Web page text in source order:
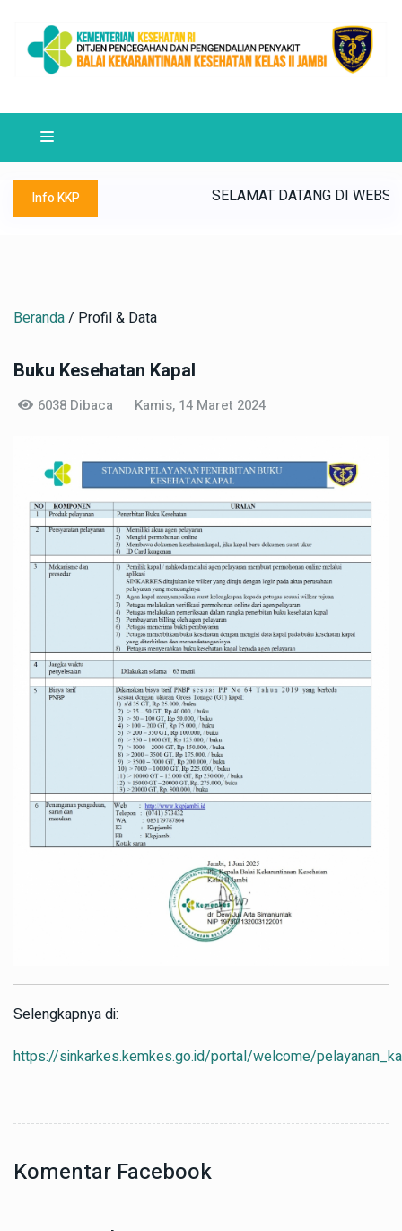
Info KKP
SIAP MENUJU SATKER WBK/WBBM ~ "MULIA" (Maju,
KEKARANTINAAN KESEHATAN KELAS II JAMBI ~
SELAMAT DATANG DI
Beranda/ Profil & Data
Buku Kesehatan Kapal
6038 Dibaca Kamis, 14 Maret 2024
Selengkapnya di:
https://sinkarkes.kemkes.go.id/portal/welcome/
Komentar Facebook